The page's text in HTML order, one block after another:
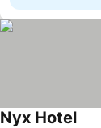
Nyx Hotel